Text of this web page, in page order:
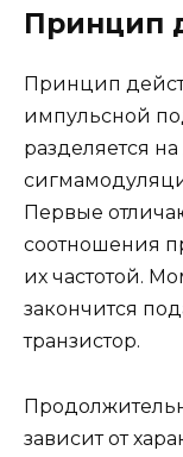
Принцип
Принцип
импульсной
разделяется
Первые
соотношения
их частотой.
закончится
транзистор.
зависит от